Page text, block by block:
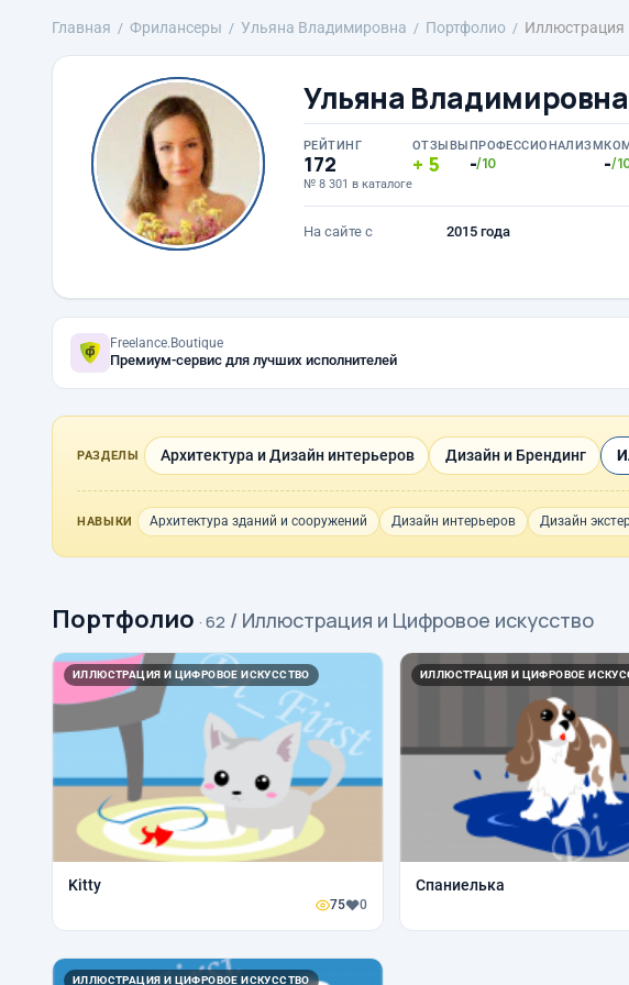
Главная Фрилансеры Ульяна Владимировна Портфолио Иллюстрация
Ульяна Владимировна
РЕЙТИНГ
172
№ 8 301 в каталоге
ОТЗЫВЫ
5
ПРОФЕССИОНАЛИЗМ
-/10 -/
На сайте с 2015 года
Freelance.Boutique
Премиум-сервис для лучших исполнителей
РАЗДЕЛЫ Архитектура и Дизайн интерьеров Дизайн и Брендинг
НАВЫКИ Архитектура зданий и сооружений Дизайн интерьеров Дизайн
Портфолио · 62 / Иллюстрация и Цифровое искусство
ИЛЛЮСТРАЦИЯ И ЦИФРОВОЕ ИСКУССТВО
Kitty
75 0
ИЛЛЮСТРАЦИЯ И ЦИФРОВОЕ
Спаниелька
ИЛЛЮСТРАЦИЯ И ЦИФРОВОЕ ИСКУССТВО